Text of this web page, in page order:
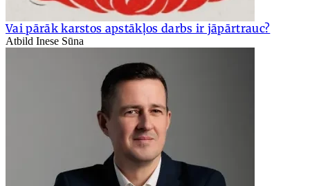
Vai pārāk karstos apstākļos darbs ir jāpārtrauc?
Atbild Inese Sūna